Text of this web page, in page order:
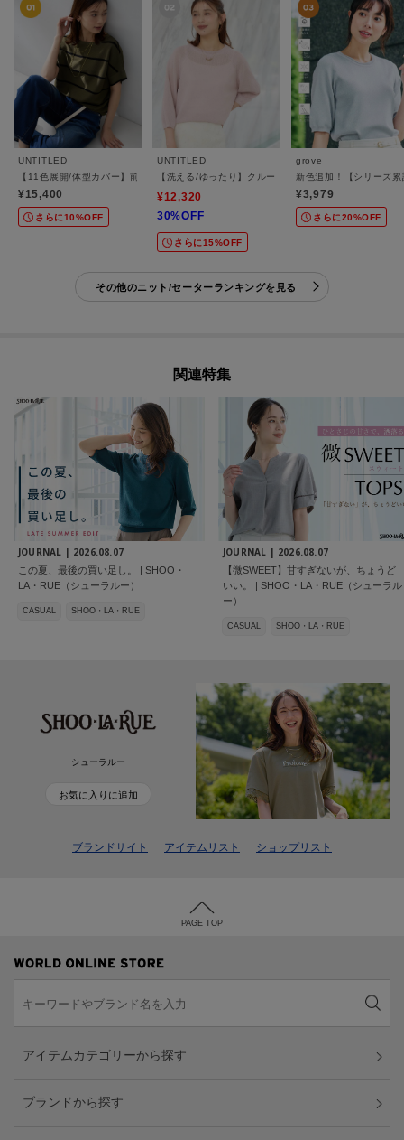
UNTITLED
【11色展開/体型カバー】前後2WAYフレンチスリーブニット
¥15,400
さらに10%OFF
UNTITLED
【洗える/ゆったり】クルーネックドライニット
¥12,320
30%OFF
さらに15%OFF
grove
新色追加！【シリーズ
¥3,979
さらに20%OFF
その他のニット/セーターランキングを見る
関連特集
JOURNAL | 2026.08.07
この夏、最後の買い足し。 | SHOO・
LA・RUE（シューラルー）
CASUAL SHOO・LA・RUE
JOURNAL | 2026.08.07
【微SWEET】甘すぎないが、ちょうど
いい。 | SHOO・LA・RUE（シューラル
ー）
CASUAL SHOO・LA・RUE
シューラルー
お気に入りに追加
ブランドサイト アイテムリスト ショップリスト
PAGE TOP
アイテムカテゴリーから探す
ブランドから探す